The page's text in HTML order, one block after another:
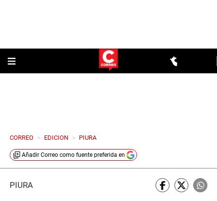
CORREO > EDICION > PIURA
Añadir Correo como fuente preferida en
PIURA